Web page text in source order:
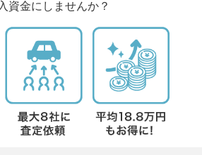
資金にしませんか？